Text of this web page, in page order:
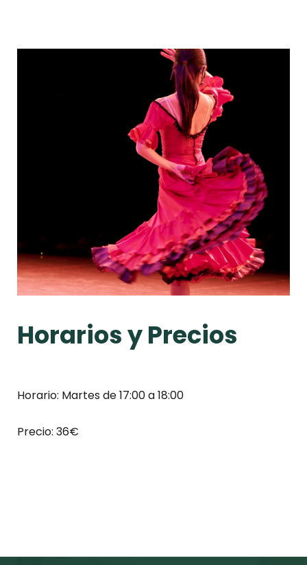
Horarios y Precios
Horario: Martes de 17:00 a 18:00
Precio: 36€